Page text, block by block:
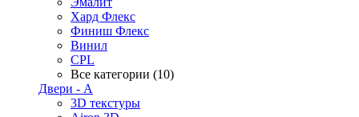
Хард Флекс
Финиш Флекс
Винил
CPL
Все категории (10)
Двери - А
3D текстуры